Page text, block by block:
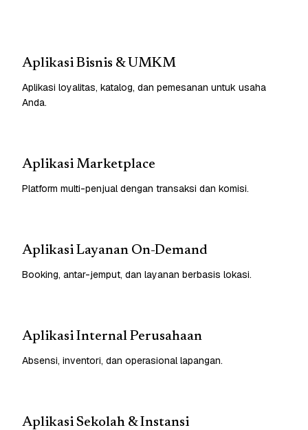
Aplikasi Bisnis & UMKM
Aplikasi loyalitas, katalog, dan pemesanan untuk usaha
Anda.
Aplikasi Marketplace
Platform multi-penjual dengan transaksi dan komisi.
Aplikasi Layanan On-Demand
Booking, antar-jemput, dan layanan berbasis lokasi.
Aplikasi Internal Perusahaan
Absensi, inventori, dan operasional lapangan.
Aplikasi Sekolah & Instansi